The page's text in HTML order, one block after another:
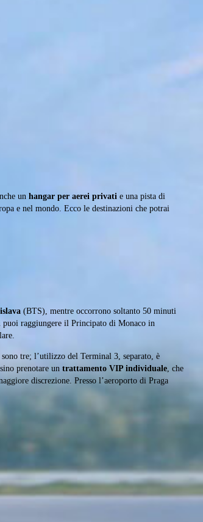
un hangar per aerei privati e una pista di
e nel mondo. Ecco le destinazioni che potrai
(BTS), mentre occorrono soltanto 50 minuti
raggiungere il Principato di Monaco in
tre; l’utilizzo del Terminal 3, separato, è
prenotare un trattamento VIP individuale, che
discrezione. Presso l’aeroporto di Praga